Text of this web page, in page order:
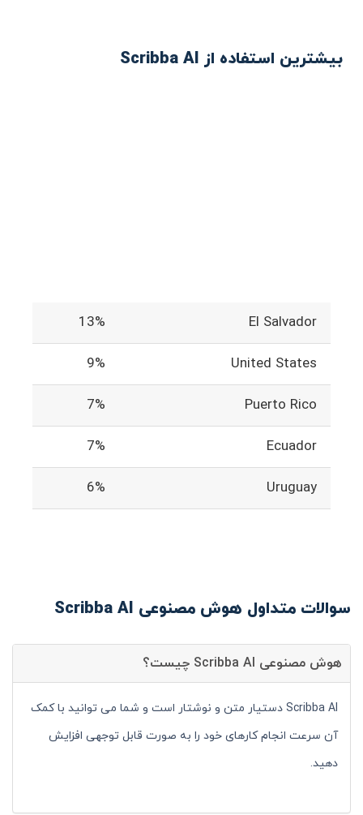
بیشترین استفاده از Scribba AI
El Salvador
13%
United States
9%
Puerto Rico
7%
Ecuador
7%
Uruguay
6%
سوالات متداول هوش مصنوعی Scribba AI
هوش مصنوعی Scribba AI چیست؟
Scribba AI دستیار متن و نوشتار است و شما می توانید با کمک
آن سرعت انجام کارهای خود را به صورت قابل توجهی افزایش
دهید.